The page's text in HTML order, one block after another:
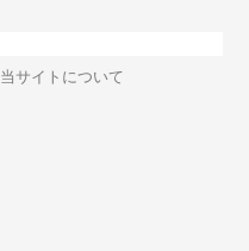
当サイトについて